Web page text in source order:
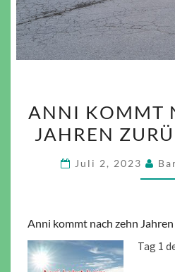
ANNI KOMMT
JAHREN
Juli 2, 2023
Anni kommt nach zehn Jahren
Tag 1